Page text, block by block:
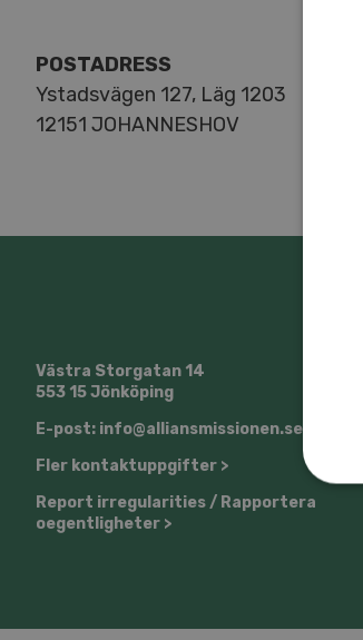
POSTADRESS
Ystadsvägen 127, Läg 1203
12151 JOHANNESHOV
Västra Storgatan 14
553 15 Jönköping
E-post: info@alliansmissionen.se
Fler kontaktuppgifter >
Report irregularities / Rapportera
oegentligheter >